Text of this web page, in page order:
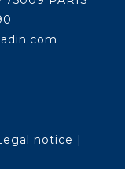
notice |